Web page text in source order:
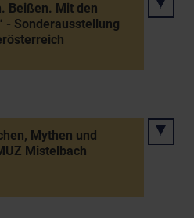
Beißen. Mit den
- Sonderausstellung
Mythen und
Mistelbach